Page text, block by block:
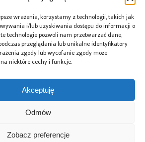
wrażenia, korzystamy z technologii, takich jak
i/lub uzyskiwania dostępu do informacji o
technologie pozwoli nam przetwarzać dane,
przeglądania lub unikalne identyfikatory
zgody lub wycofanie zgody może
niektóre cechy i funkcje.
Akceptuję
Odmów
Zobacz preferencje